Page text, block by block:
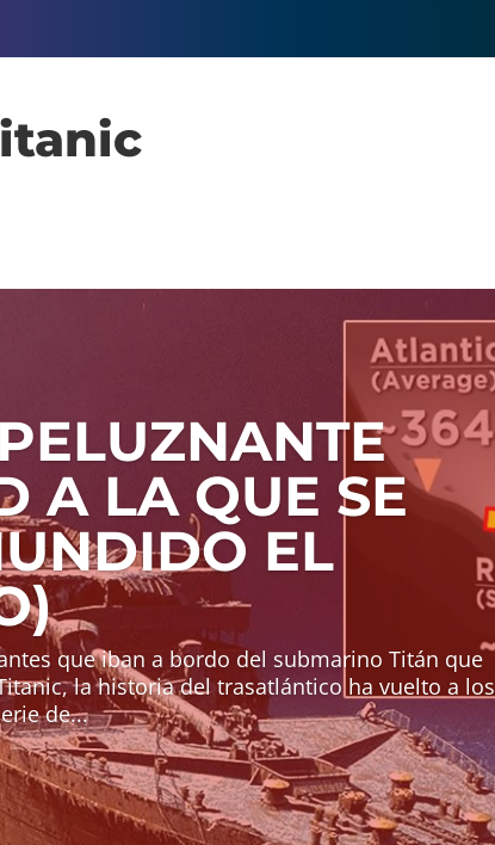
A LA QUE SE
EL
que iban a bordo del submarino Titán que
la historia del trasatlántico ha vuelto a los
de...